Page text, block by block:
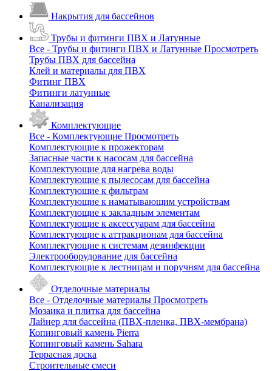
Накрытия для бассейнов
Трубы и фитинги ПВХ и Латунные
Все - Трубы и фитинги ПВХ и Латунные Просмотреть
Трубы ПВХ для бассейна
Клей и материалы для ПВХ
Фитинг ПВХ
Фитинги латунные
Канализация
Комплектующие
Все - Комплектующие Просмотреть
Комплектующие к прожекторам
Запасные части к насосам для бассейна
Комплектующие для нагрева воды
Комплектующие к пылесосам для бассейна
Комплектующие к фильтрам
Комплектующие к наматывающим устройствам
Комплектующие к закладным элементам
Комплектующие к аксессуарам для бассейна
Комплектующие к аттракционам для бассейна
Комплектующие к системам дезинфекции
Электрооборудование для бассейна
Комплектующие к лестницам и поручням для бассейна
Отделочные материалы
Все - Отделочные материалы Просмотреть
Мозаика и плитка для бассейна
Лайнер для бассейна (ПВХ-пленка, ПВХ-мембрана)
Копинговый камень Pierra
Копинговый камень Sahara
Террасная доска
Строительные смеси